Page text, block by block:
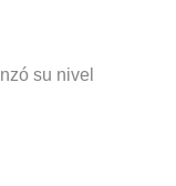
su nivel